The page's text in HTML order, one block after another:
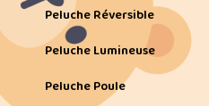
Peluche Réversible
Peluche Lumineuse
Peluche Poule